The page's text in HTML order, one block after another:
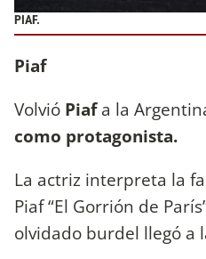
PIAF.
Piaf
Volvió Piafa la
como protagonista.
La actriz interpreta la
Piaf “El Gorrión de
olvidado burdel llegó a